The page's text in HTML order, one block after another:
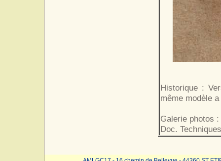
Historique :
même modèle
Galerie photos :
Doc.